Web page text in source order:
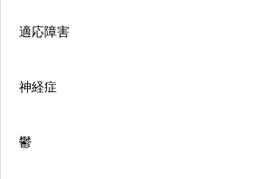
適応障害
神経症
鬱